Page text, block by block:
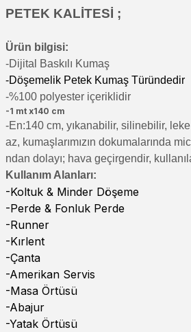
PETEK KALİTESİ ;
Ürün bilgisi:
-Dijital Baskılı Kumaş
-Döşemelik Petek Kumaş Türündedir
-%100 polyester içeriklidir
-1 mt x140 cm
-En:140 cm, yıkanabilir, silinebilir,
az, kumaşlarımızın dokumalarında
ndan dolayı; hava geçirgendir,
Kullanım Alanları:
-Koltuk & Minder Döşeme
-Perde & Fonluk Perde
-Runner
-Kırlent
-Çanta
-Amerikan Servis
-Masa Örtüsü
-Abajur
-Yatak Örtüsü